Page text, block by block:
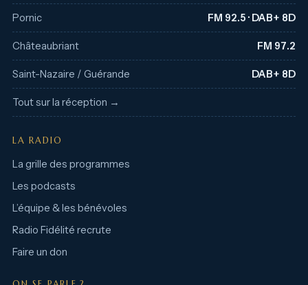
Pornic FM 92.5 · DAB+ 8D
Châteaubriant FM 97.2
Saint-Nazaire / Guérande DAB+ 8D
Tout sur la réception →
LA RADIO
La grille des programmes
Les podcasts
L’équipe & les bénévoles
Radio Fidélité recrute
Faire un don